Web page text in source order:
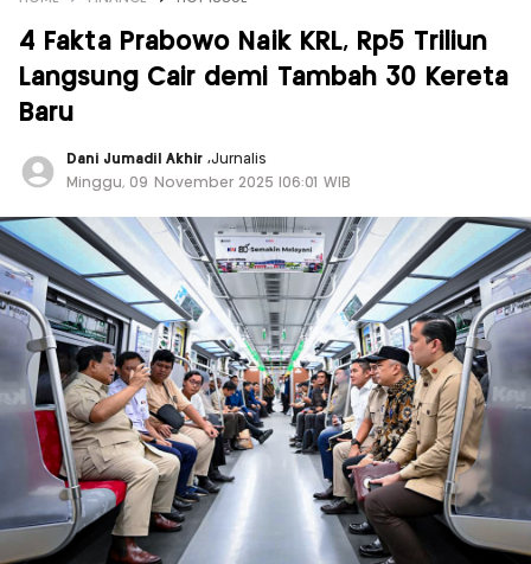
4 Fakta Prabowo Naik KRL, Rp5 Triliun
Langsung Cair demi Tambah 30 Kereta
Baru
Dani Jumadil Akhir ,Jurnalis
Minggu, 09 November 2025 |06:01 WIB